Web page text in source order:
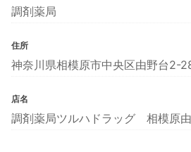
調剤薬局
住所
神奈川県相模原市中央区由野台2-
店名
調剤薬局ツルハドラッグ 相模原